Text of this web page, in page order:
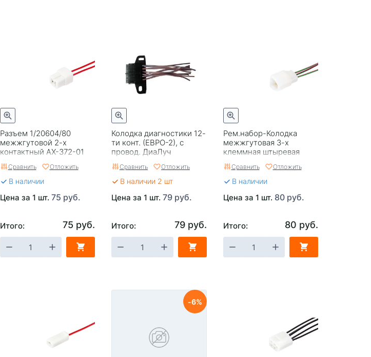
Разъем 1/20604/80
межжгутовой 2-х
контактный AX-372-01
Сравнить Отложить
В наличии
Цена за 1 шт. 75 руб.
Итого: 75 руб.
Колодка диагностики 12-
ти конт. (ЕВРО-2), с
провод. ДиаЛуч
Сравнить Отложить
В наличии 2 шт
Цена за 1 шт. 79 руб.
Итого: 79 руб.
Рем.набор-Колодка
межжгутовая 3-х
клеммная штыревая
мм кв Cargen AX-343-02
Сравнить Отложить
В наличии
Цена за 1 шт. 80 руб.
Итого: 80 руб.
6